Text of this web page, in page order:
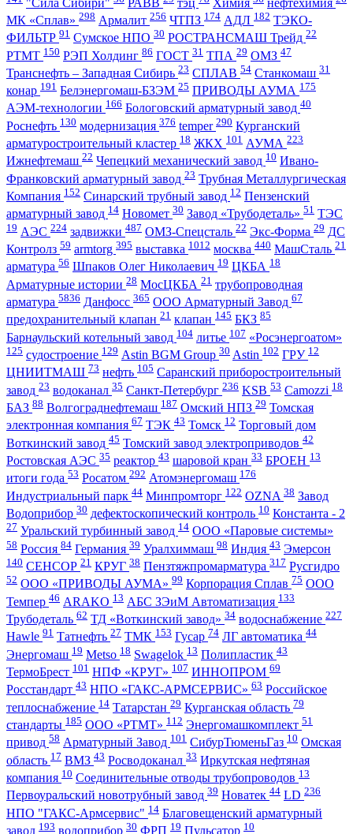
МК «Сплав» 298 Армалит 256 ЧТПЗ 174 АДЛ 182 ТЭКО-
ФИЛЬТР 91 Сумское НПО 30 РОСТРАНСМАШ Трейд 22
РТМТ 150 РЭП Холдинг 86 ГОСТ 31 ТПА 29 ОМЗ 47
Транснефть – Западная Сибирь 23 СПЛАВ 54 Станкомаш 31
конар 191 Белэнергомаш-БЗЭМ 25 ПРИВОДЫ АУМА 175
АЭМ-технологии 166 Бологовский арматурный завод 40
Роснефть 130 модернизация 376 temper 290 Курганский
арматуростроительный кластер 18 ЖКХ 101 АУМА 223
Ижнефтемаш 22 Чепецкий механический завод 10 Ивано-
Франковский арматурный завод 23 Трубная Металлургическая
Компания 152 Синарский трубный завод 12 Пензенский
арматурный завод 14 Новомет 30 Завод «Трубодеталь» 51 ТЭС
19 АЭС 224 задвижки 487 ОМЗ-Спецсталь 22 Экс-Форма 29 ДС
Контролз 59 armtorg 395 выставка 1012 москва 440 МашСталь 21
арматура 56 Шпаков Олег Николаевич 19 ЦКБА 18
Арматурные истории 28 МосЦКБА 21 трубопроводная
арматура 5836 Данфосс 365 ООО Арматурный Завод 67
предохранительный клапан 21 клапан 145 БКЗ 85
Барнаульский котельный завод 104 литье 107 «Росэнергоатом»
125 судостроение 129 Astin BGM Group 30 Astin 102 ГРУ 12
ЦНИИТМАШ 73 нефть 105 Саранский приборостроительный
завод 23 водоканал 35 Санкт-Петербург 236 KSB 53 Camozzi 18
БАЗ 88 Волгограднефтемаш 187 Омский НПЗ 29 Томская
электронная компания 67 ТЭК 43 Томск 12 Торговый дом
Воткинский завод 45 Томский завод электроприводов 42
Ростовская АЭС 35 реактор 43 шаровой кран 33 БРОЕН 13
итоги года 53 Росатом 292 Атомэнергомаш 176
Индустриальный парк 44 Минпромторг 122 OZNA 38 Завод
Водоприбор 30 дефектоскопический контроль 10 Константа - 2
27 Уральский турбинный завод 14 ООО «Паровые системы»
58 Россия 84 Германия 39 Уралхиммаш 98 Индия 43 Эмерсон
140 СЕНСОР 21 КРУГ 38 Пензтяжпромарматура 317 Русгидро
52 ООО «ПРИВОДЫ АУМА» 99 Корпорация Сплав 75 ООО
Темпер 46 ARAKO 13 АБС ЗЭиМ Автоматизация 133
Трубодеталь 62 ТД «Воткинский завод» 34 водоснабжение 227
Hawle 91 Татнефть 27 ТМК 153 Гусар 74 ЛГ автоматика 44
Энергомаш 19 Metso 18 Swagelok 13 Полипластик 43
ТермоБрест 101 НПФ «КРУГ» 107 ИННОПРОМ 69
Росстандарт 43 НПО «ГАКС-АРМСЕРВИС» 63 Российское
теплоснабжение 14 Татарстан 29 Курганская область 79
стандарты 185 ООО «РТМТ» 112 Энергомашкомплект 51
привод 58 Арматурный Завод 101 СибурТюменьГаз 10 Омская
область 17 ВМЗ 43 Росводоканал 33 Иркутская нефтяная
компания 10 Соединительные отводы трубопроводов 13
Первоуральский новотрубный завод 39 Новатек 44 LD 236
НПО "ГАКС-Армсервис" 14 Благовещенский арматурный
завод 193 водоприбор 30 ФРП 19 Пульсатор 10